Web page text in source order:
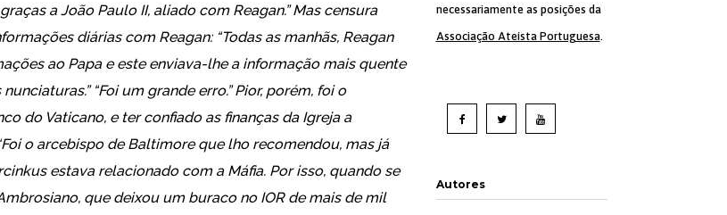
a João Paulo II, aliado com Reagan.” Mas censura
diárias com Reagan: “Todas as manhãs, Reagan
ao Papa e este enviava-lhe a informação mais quente
“Foi um grande erro.” Pior, porém, foi o
do Vaticano, e ter confiado as finanças da Igreja a
o arcebispo de Baltimore que lho recomendou, mas já
estava relacionado com a Máfia. Por isso, quando se
que deixou um buraco no IOR de mais de mil
necessariamente as posições da
Associação Ateísta Portuguesa.
Autores